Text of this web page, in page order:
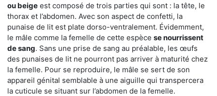
ou beige est composé de trois parties qui sont : la tête, le
thorax et l’abdomen. Avec son aspect de confetti, la
punaise de lit est plate dorso-ventralement. Évidemment,
le mâle comme la femelle de cette espèce se nourrissent
de sang. Sans une prise de sang au préalable, les œufs
des punaises de lit ne pourront pas arriver à maturité chez
la femelle. Pour se reproduire, le mâle se sert de son
appareil génital semblable à une aiguille qui transpercera
la cuticule se situant sur l’abdomen de la femelle.